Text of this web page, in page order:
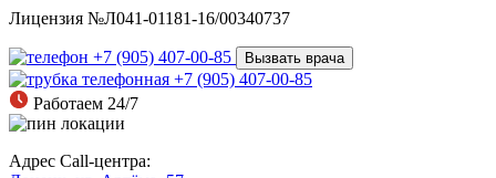
Лицензия №Л041-01181-16/00340737
+7 (905) 407-00-85 Вызвать врача
+7 (905) 407-00-85
Работаем 24/7
Адрес Call-центра: